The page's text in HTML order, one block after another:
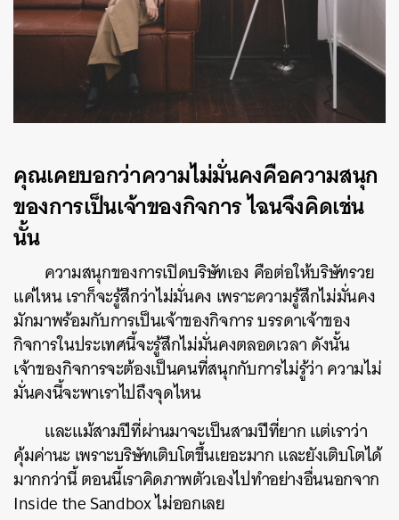
คุณเคยบอกว่าความไม่มั่นคงคือความสนุก
ของการเป็นเจ้าของกิจการ ไฉนจึงคิดเช่น
นั้น
ความสนุกของการเปิดบริษัทเอง คือต่อให้บริษัทรวย
แค่ไหน เราก็จะรู้สึกว่าไม่มั่นคง เพราะความรู้สึกไม่มั่นคง
มักมาพร้อมกับการเป็นเจ้าของกิจการ บรรดาเจ้าของ
กิจการในประเทศนี้จะรู้สึกไม่มั่นคงตลอดเวลา ดังนั้น
เจ้าของกิจการจะต้องเป็นคนที่สนุกกับการไม่รู้ว่า ความไม่
มั่นคงนี้จะพาเราไปถึงจุดไหน
และแม้สามปีที่ผ่านมาจะเป็นสามปีที่ยาก แต่เราว่า
คุ้มค่านะ เพราะบริษัทเติบโตขึ้นเยอะมาก และยังเติบโตได้
มากกว่านี้ ตอนนี้เราคิดภาพตัวเองไปทำอย่างอื่นนอกจาก
Inside the Sandbox ไม่ออกเลย